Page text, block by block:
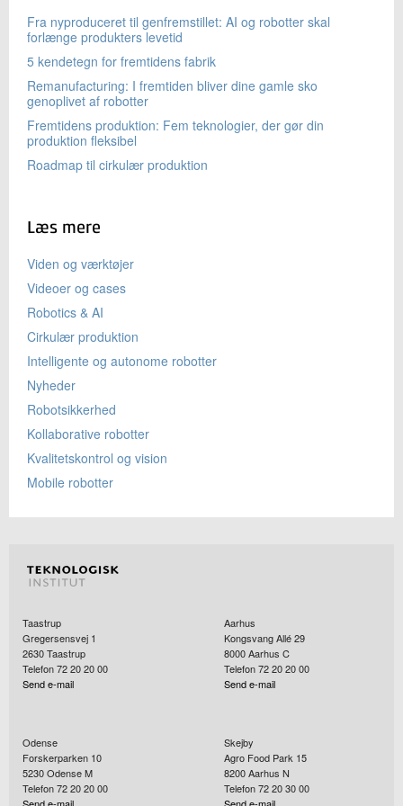
historiske data og aktuelle markedsforhold.
Fra nyproduceret til genfremstillet: AI og robotter skal
forlænge produkters levetid
5 kendetegn for fremtidens fabrik
Remanufacturing: I fremtiden bliver dine gamle sko
genoplivet af robotter
Fremtidens produktion: Fem teknologier, der gør din
produktion fleksibel
Roadmap til cirkulær produktion
Læs mere
Viden og værktøjer
Videoer og cases
Robotics & AI
Cirkulær produktion
Intelligente og autonome robotter
Nyheder
Robotsikkerhed
Kollaborative robotter
Kvalitetskontrol og vision
Mobile robotter
Taastrup
Gregersensvej 1
2630Taastrup
Telefon 72 20 20 00
Send e-mail
Aarhus
Kongsvang Allé 29
8000Aarhus C
Telefon 72 20 20 00
Send e-mail
Odense
Forskerparken 10
5230Odense M
Telefon 72 20 20 00
Send e-mail
Skejby
Agro Food Park 15
8200Aarhus N
Telefon 72 20 30 00
Send e-mail